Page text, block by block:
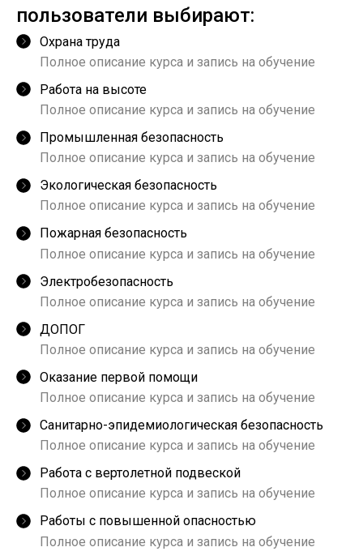
пользователи выбирают:
Охрана труда
Полное описание курса и запись на обучение
Работа на высоте
Полное описание курса и запись на обучение
Промышленная безопасность
Полное описание курса и запись на обучение
Экологическая безопасность
Полное описание курса и запись на обучение
Пожарная безопасность
Полное описание курса и запись на обучение
Электробезопасность
Полное описание курса и запись на обучение
ДОПОГ
Полное описание курса и запись на обучение
Оказание первой помощи
Полное описание курса и запись на обучение
Санитарно-эпидемиологическая безопасность
Полное описание курса и запись на обучение
Работа с вертолетной подвеской
Полное описание курса и запись на обучение
Работы с повышенной опасностью
Полное описание курса и запись на обучение